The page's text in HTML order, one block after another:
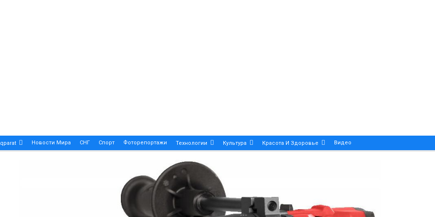
Новости Мира СНГ Спорт Фоторепортажи Технологии Культура Красота И Здоровье Видео
Patek Philippe Calatrava DATE – A True Symbol Of Elegance And Precision